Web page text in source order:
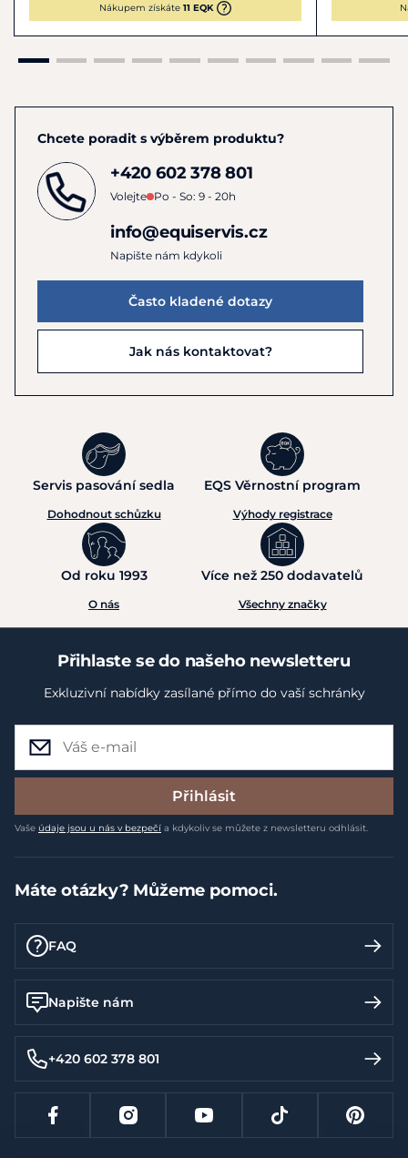
Nákupem získáte 11 EQK
Chcete poradit s výběrem produktu?
+420 602 378 801
Volejte Po - So: 9 - 20h
info@equiservis.cz
Napište nám kdykoli
Často kladené dotazy
Jak nás kontaktovat?
Servis pasování sedla
Dohodnout schůzku
EQS Věrnostní program
Výhody registrace
Od roku 1993
O nás
Více než 250 dodavatelů
Všechny značky
Přihlaste se do našeho newsletteru
Exkluzivní nabídky zasílané přímo do vaší schránky
Přihlásit
Vaše údaje jsou u nás v bezpečí a kdykoliv se můžete z newsletteru odhlásit.
Máte otázky? Můžeme pomoci.
FAQ
Napište nám
+420 602 378 801